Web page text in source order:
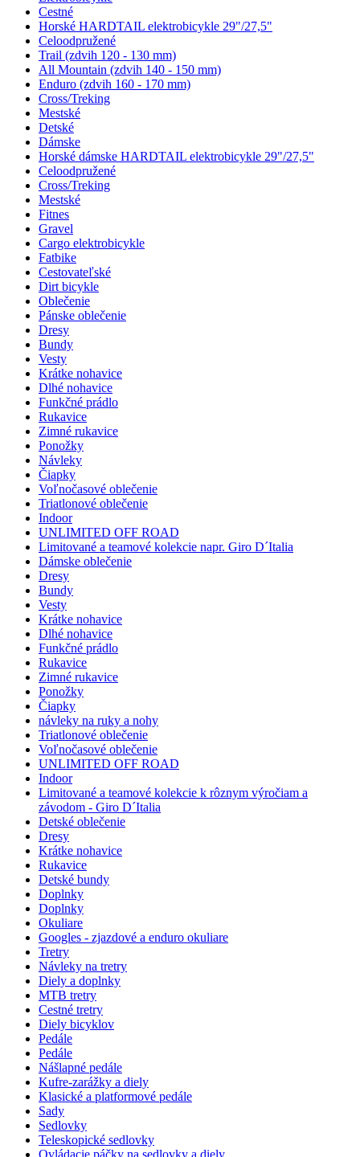
Cestné
Horské HARDTAIL elektrobicykle 29"/27,5"
Celoodpružené
Trail (zdvih 120 - 130 mm)
All Mountain (zdvih 140 - 150 mm)
Enduro (zdvih 160 - 170 mm)
Cross/Treking
Mestské
Detské
Dámske
Horské dámske HARDTAIL elektrobicykle 29"/27,5"
Celoodpružené
Cross/Treking
Mestské
Fitnes
Gravel
Cargo elektrobicykle
Fatbike
Cestovateľské
Dirt bicykle
Oblečenie
Pánske oblečenie
Dresy
Bundy
Vesty
Krátke nohavice
Dlhé nohavice
Funkčné prádlo
Rukavice
Zimné rukavice
Ponožky
Návleky
Čiapky
Voľnočasové oblečenie
Triatlonové oblečenie
Indoor
UNLIMITED OFF ROAD
Limitované a teamové kolekcie napr. Giro D´Italia
Dámske oblečenie
Dresy
Bundy
Vesty
Krátke nohavice
Dlhé nohavice
Funkčné prádlo
Rukavice
Zimné rukavice
Ponožky
Čiapky
návleky na ruky a nohy
Triatlonové oblečenie
Voľnočasové oblečenie
UNLIMITED OFF ROAD
Indoor
Limitované a teamové kolekcie k rôznym výročiam a
závodom - Giro D´Italia
Detské oblečenie
Dresy
Krátke nohavice
Rukavice
Detské bundy
Doplnky
Doplnky
Okuliare
Googles - zjazdové a enduro okuliare
Tretry
Návleky na tretry
Diely a doplnky
MTB tretry
Cestné tretry
Diely bicyklov
Pedále
Pedále
Nášlapné pedále
Kufre-zarážky a diely
Klasické a platformové pedále
Sady
Sedlovky
Teleskopické sedlovky
Ovládacie páčky na sedlovky a diely